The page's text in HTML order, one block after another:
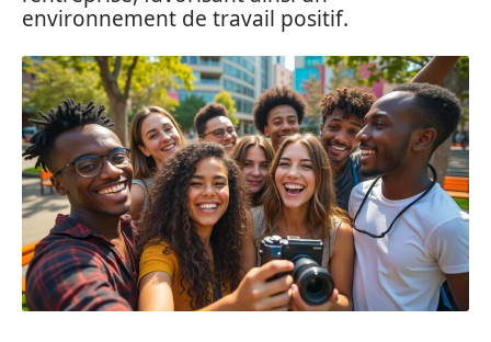
environnement de travail positif.